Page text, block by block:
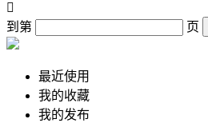

到第
页
最近使用
我的收藏
我的发布